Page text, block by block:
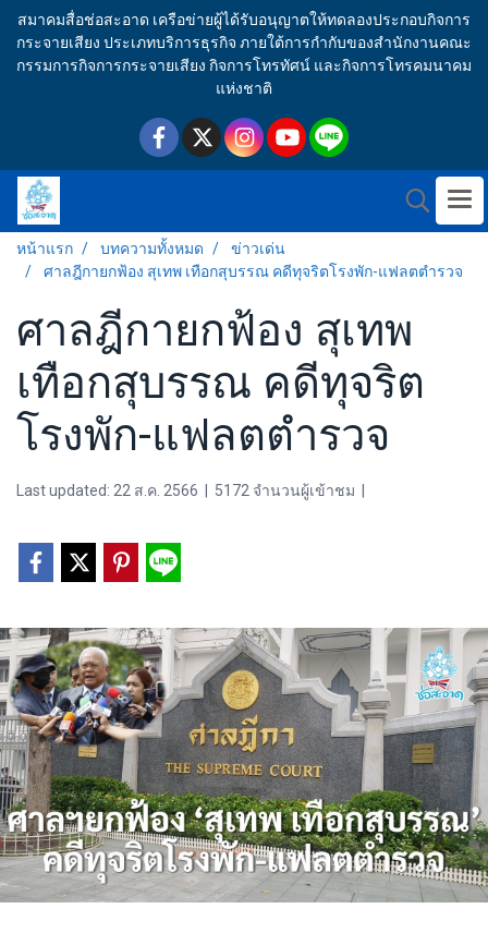
สมาคมสื่อช่อสะอาด เครือข่ายผู้ได้รับอนุญาตให้ทดลองประกอบกิจการ
กระจายเสียง ประเภทบริการธุรกิจ ภายใต้การกำกับของสำนักงานคณะ
กรรมการกิจการกระจายเสียง กิจการโทรทัศน์ และกิจการโทรคมนาคม
แห่งชาติ
หน้าแรก บทความทั้งหมด
ข่าวเด่น
ศาลฎีกายกฟ้อง สุเทพ เทือกสุบรรณ คดีทุจริตโรงพัก-แฟลตตำรวจ
ศาลฎีกายกฟ้อง สุเทพ
เทือกสุบรรณ คดีทุจริต
โรงพัก-แฟลตตำรวจ
Last updated: 22 ส.ค. 2566 5172 จำนวนผู้เข้าชม